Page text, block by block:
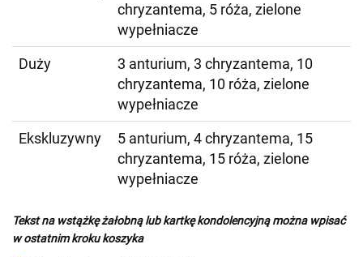
chryzantema, 5 róża, zielone
wypełniacze
Duży
3 anturium, 3 chryzantema, 10
chryzantema, 10 róża, zielone
wypełniacze
Ekskluzywny
5 anturium, 4 chryzantema, 15
chryzantema, 15 róża, zielone
wypełniacze
Tekst na wstążkę żałobną lub kartkę kondolencyjną można wpisać
w ostatnim kroku koszyka